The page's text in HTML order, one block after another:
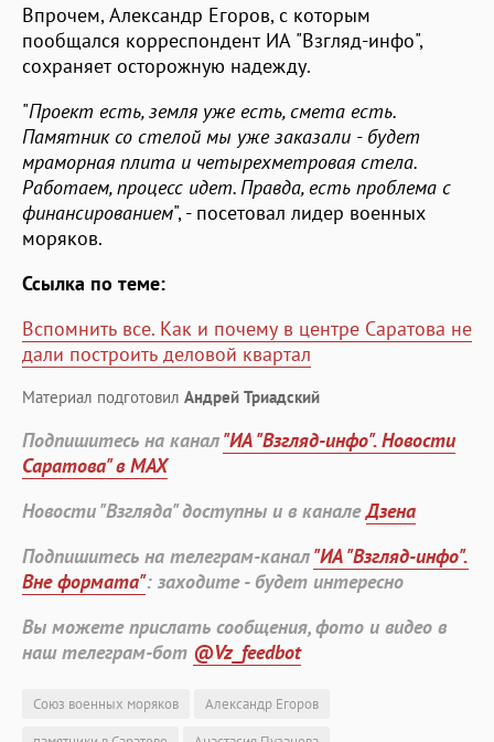
Впрочем, Александр Егоров, с которым
пообщался корреспондент ИА "Взгляд-инфо",
сохраняет осторожную надежду.
"Проект есть, земля уже есть, смета есть.
Памятник со стелой мы уже заказали - будет
мраморная плита и четырехметровая стела.
Работаем, процесс идет. Правда, есть проблема с
финансированием", - посетовал лидер военных
моряков.
Ссылка по теме:
Вспомнить все. Как и почему в центре Саратова не
дали построить деловой квартал
Материал подготовил Андрей Триадский
Подпишитесь на канал"ИА "Взгляд-инфо". Новости
Саратова" в MAX
Новости "Взгляда" доступны и в каналеДзена
Подпишитесь на телеграм-канал"ИА "Взгляд-инфо".
Вне формата": заходите - будет интересно
Вы можете прислать сообщения, фото и видео в
наш телеграм-бот @Vz_feedbot
Союз военных моряков
Александр Егоров